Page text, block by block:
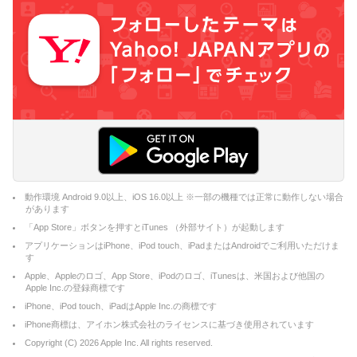
動作環境 Android 9.0以上、iOS 16.0以上 ※一部の機種では正常に動作しない場合
があります
「App Store」ボタンを押すとiTunes （外部サイト）が起動します
アプリケーションはiPhone、iPod touch、iPadまたはAndroidでご利用いただけま
す
Apple、Appleのロゴ、App Store、iPodのロゴ、iTunesは、米国および他国の
Apple Inc.の登録商標です
iPhone、iPod touch、iPadはApple Inc.の商標です
iPhone商標は、アイホン株式会社のライセンスに基づき使用されています
Copyright (C) 2026Apple Inc. All rights reserved.